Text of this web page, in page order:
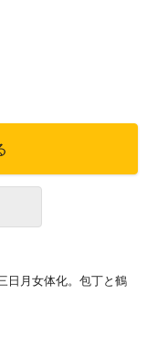
日月女体化。包丁と鶴